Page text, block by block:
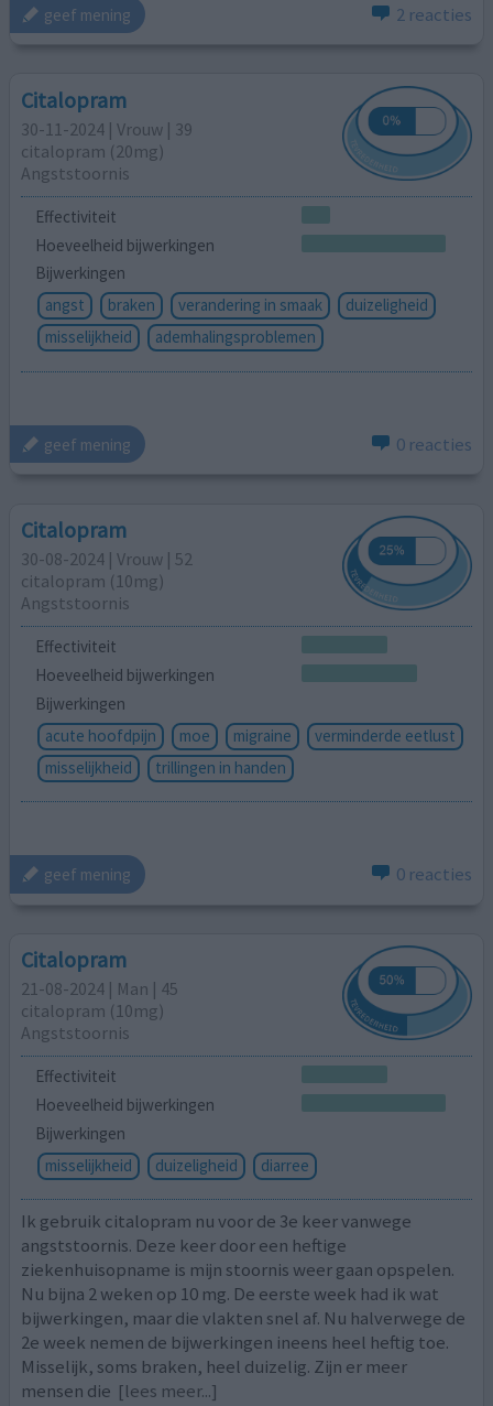
geef mening 2 reacties
Citalopram
30-11-2024 | Vrouw | 39
citalopram (20mg)
Angststoornis
Effectiviteit
Hoeveelheid bijwerkingen
Bijwerkingen
angst
braken verandering in smaak
duizeligheid
misselijkheid
ademhalingsproblemen
geef mening 0 reacties
Citalopram
30-08-2024 | Vrouw | 52
citalopram (10mg)
Angststoornis
Effectiviteit
Hoeveelheid bijwerkingen
Bijwerkingen
acute hoofdpijn
moe migraine
verminderde eetlust
misselijkheid
trillingen in handen
geef mening 0 reacties
Citalopram
21-08-2024 | Man | 45
citalopram (10mg)
Angststoornis
Effectiviteit
Hoeveelheid bijwerkingen
Bijwerkingen
misselijkheid
duizeligheid diarree
Ik gebruik citalopram nu voor de 3e keer vanwege
angststoornis. Deze keer door een heftige
ziekenhuisopname is mijn stoornis weer gaan opspelen.
Nu bijna 2 weken op 10 mg. De eerste week had ik wat
bijwerkingen, maar die vlakten snel af. Nu halverwege de
2e week nemen de bijwerkingen ineens heel heftig toe.
Misselijk, soms braken, heel duizelig. Zijn er meer
mensen die [lees meer...]